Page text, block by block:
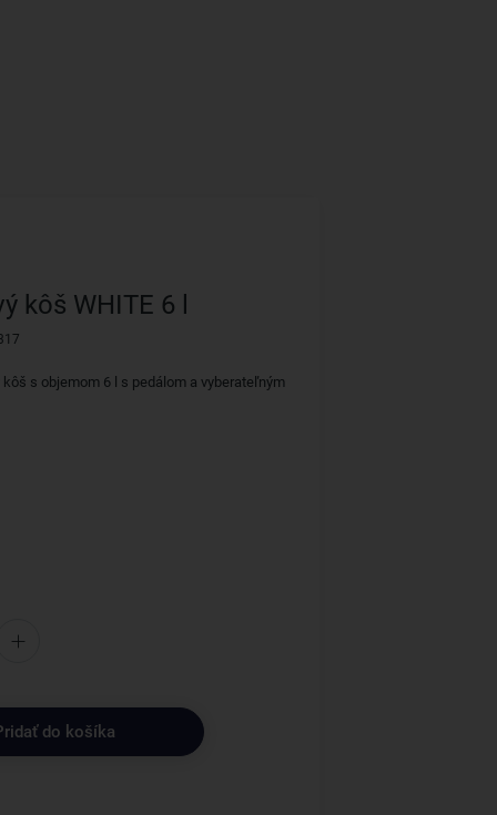
kôš WHITE 6 l
kôš s objemom 6 l s pedálom a vyberateľným
do košíka